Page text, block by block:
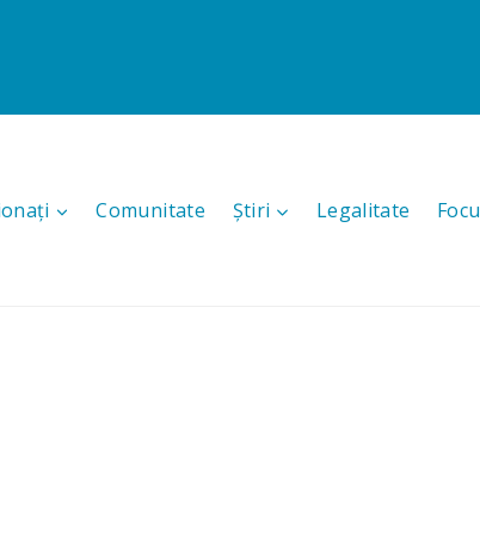
Comunitate Știri Legalitate